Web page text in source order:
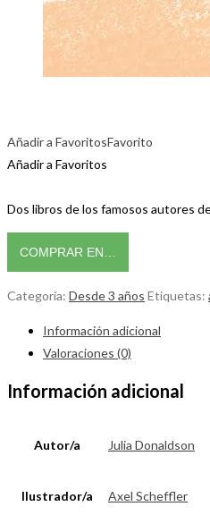
Añadir a FavoritosFavorito
Añadir a Favoritos
Dos libros de los famosos autores
COMPRAR EN…
Categoría: Desde 3 años Etiquetas:
Información adicional
Valoraciones (0)
Información adicional
Autor/a Julia Donaldson
Ilustrador/a Axel Scheffler